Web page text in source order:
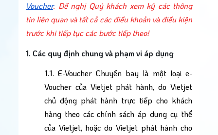
Voucher. Đề nghị Quý khách xem kỹ các thông
tin liên quan và tất cả các điều khoản và điều kiện
trước khi tiếp tục các bước tiếp theo!
1. Các quy định chung và phạm vi áp dụng
1.1. E-Voucher Chuyến bay là một loại e-
Voucher của Vietjet phát hành, do Vietjet
chủ động phát hành trực tiếp cho khách
hàng theo các chính sách áp dụng cụ thể
của Vietjet, hoặc do Vietjet phát hành cho